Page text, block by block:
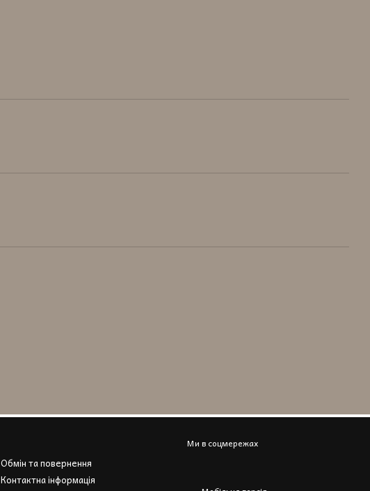
Обмін та повернення
Контактна інформація
Ми в соцмережах